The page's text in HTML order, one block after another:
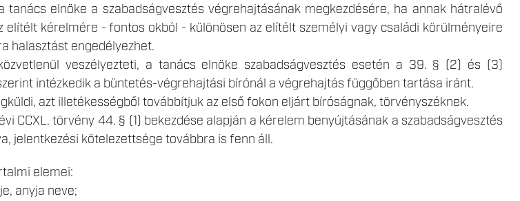
tanács elnöke a szabadságvesztés végrehajtásának megkezdésére, ha annak hátralévő
elítélt kérelmére - fontos okból - különösen az elítélt személyi vagy családi körülményeire
halasztást engedélyezhet.
veszélyezteti, a tanács elnöke szabadságvesztés esetén a 39. § (2) és (3)
intézkedik a büntetés-végrehajtási bírónál a végrehajtás függőben tartása iránt.
azt illetékességből továbbítjuk az első fokon eljárt bíróságnak, törvényszéknek.
CCXL. törvény 44. § (1) bekezdése alapján a kérelem benyújtásának a szabadságvesztés
jelentkezési kötelezettsége továbbra is fenn áll.
elemei:
anyja neve;